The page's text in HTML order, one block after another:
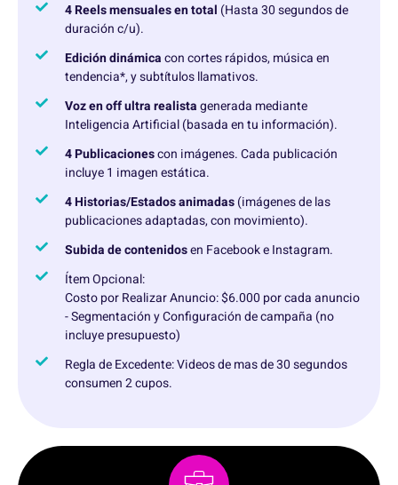
4 Reels mensuales en total (Hasta 30 segundos de
duración c/u).
Edición dinámicacon cortes rápidos, música en
tendencia*, y subtítulos llamativos.
Voz en off ultra realistagenerada mediante
Inteligencia Artificial (basada en tu información).
4 Publicacionescon imágenes. Cada publicación
incluye 1 imagen estática.
4 Historias/Estados animadas(imágenes de las
publicaciones adaptadas, con movimiento).
Subida de contenidosen Facebook e Instagram.
Ítem Opcional:
Costo por Realizar Anuncio: $6.000 por cada anuncio
- Segmentación y Configuración de campaña (no
incluye presupuesto)
Regla de Excedente: Videos de mas de 30 segundos
consumen 2 cupos.